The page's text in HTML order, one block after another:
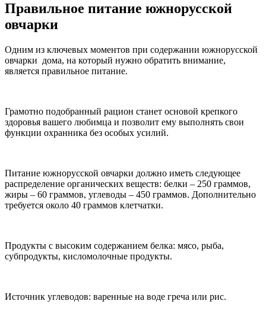
Правильное питание южнорусской
овчарки
Одним из ключевых моментов при содержании южнорусской
овчарки дома, на который нужно обратить внимание,
является правильное питание.
Грамотно подобранный рацион станет основой крепкого
здоровья вашего любимца и позволит ему выполнять свои
функции охранника без особых усилий.
Питание южнорусской овчарки должно иметь следующее
распределение органических веществ: белки – 250 граммов,
жиры – 60 граммов, углеводы – 450 граммов. Дополнительно
требуется около 40 граммов клетчатки.
Продукты с высоким содержанием белка: мясо, рыба,
субпродукты, кисломолочные продукты.
Источник углеводов: варенные на воде греча или рис.